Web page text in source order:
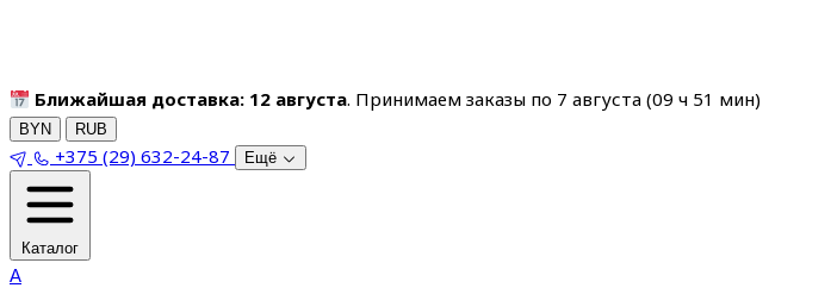
Ближайшая доставка: 12 августа. Принимаем заказы по 7 августа (09 ч 51 мин)
BYN RUB
+375 (29) 632-24-87 Ещё
Каталог
A